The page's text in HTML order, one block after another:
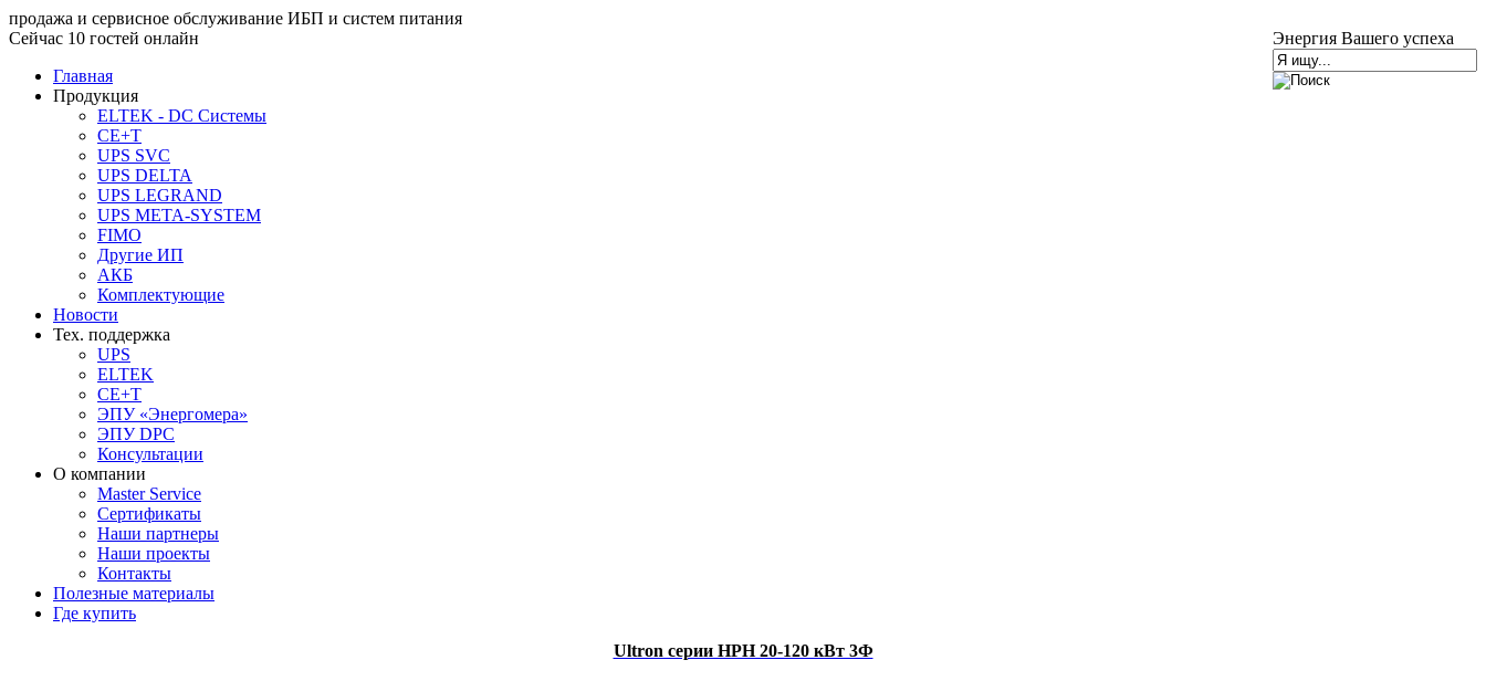
продажа и сервисное обслуживание ИБП и систем питания
Энергия Вашего успеха
Сейчас 10 гостей онлайн
Главная
Продукция
ELTEK - DC Системы
CE+T
UPS SVC
UPS DELTA
UPS LEGRAND
UPS META-SYSTEM
FIMO
Другие ИП
АКБ
Комплектующие
Новости
Тех. поддержка
UPS
ELTEK
CE+T
ЭПУ «Энергомера»
ЭПУ DPC
Консультации
О компании
Master Service
Сертификаты
Наши партнеры
Наши проекты
Контакты
Полезные материалы
Где купить
Ultron серии HPH 20-120 кВт 3Ф